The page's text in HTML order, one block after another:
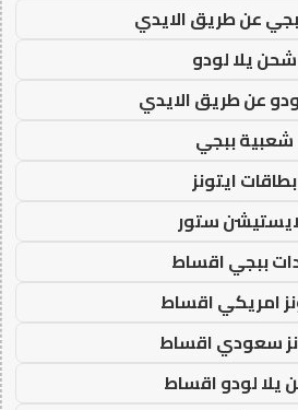
عن طريق الايدي
شحن يلا لودو
عن طريق الايدي
شعبية ببجي
بطاقات ايتونز
ستور
ببجي اقساط
امريكي اقساط
سعودي اقساط
يلا لودو اقساط